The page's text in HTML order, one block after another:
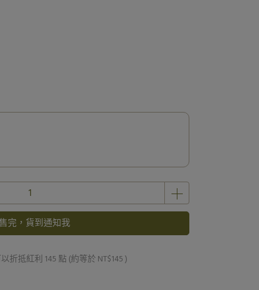
完，貨到通知我
折抵紅利 145 點 (約等於 NT$145 )